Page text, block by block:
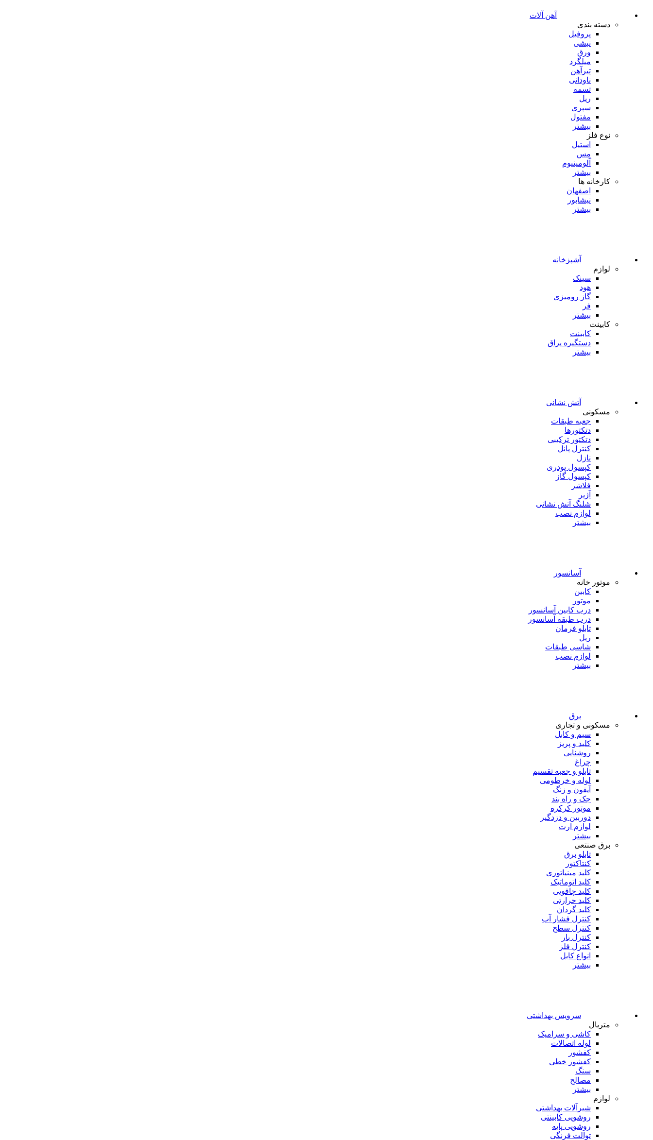
آهن آلات
دسته بندی
پروفیل
نبشی
ورق
میلگرد
تیرآهن
ناودانی
تسمه
ریل
سپری
مفتول
بیشتر
نوع فلز
استیل
مس
آلومینیوم
بیشتر
کارخانه ها
اصفهان
نیشابور
بیشتر
آشپزخانه
لوازم
سینک
هود
گاز رومیزی
فر
بیشتر
کابینت
کابینت
دستگیره یراق
بیشتر
آتش نشانی
مسکونی
جعبه طبقات
دتکتورها
دتکتور ترکیبی
کنترل پانل
نازل
کپسول پودری
کپسول گاز
فلاشر
آژیر
شلنگ آتش نشانی
لوازم نصب
بیشتر
آسانسور
موتور خانه
کابین
موتور
درب کابین آسانسور
درب طبقه آسانسور
تابلو فرمان
ریل
شاسی طبقات
لوازم نصب
بیشتر
برق
مسکونی و تجاری
سیم و کابل
کلید و پریز
روشنایی
چراغ
تابلو و جعبه تقسیم
لوله و خرطومی
آیفون و زنگ
جک و راه بند
موتور کرکره
دوربین و دزدگیر
لوازم ارت
بیشتر
برق صنتعی
تابلو برق
کنتاکتور
کلید مینیاتوری
کلید اتوماتیک
کلید چاقویی
کلید حرارتی
کلید گردان
کنترل فشار آب
کنترل سطح
کنترل بار
کنترل فلز
انواع کابل
بیشتر
سرویس بهداشتی
متریال
کاشی و سرامیک
لوله اتصالات
کفشور
کفشور خطی
سنگ
مصالح
بیشتر
لوازم
شیرآلات بهداشتی
روشویی کابینتی
روشویی پایه
توالت فرنگی